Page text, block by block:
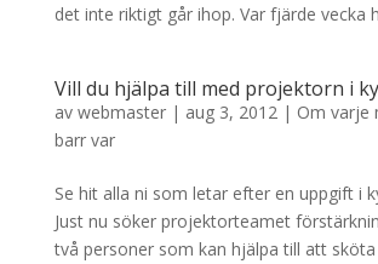
det inte riktigt går ihop. Var fjärde vecka
Vill du hjälpa till med projektorn i
av webmaster| aug 3, 2012| Om varje
barr var
Se hit alla ni som letar efter en uppgift i
Just nu söker projektorteamet
två personer som kan hjälpa till att